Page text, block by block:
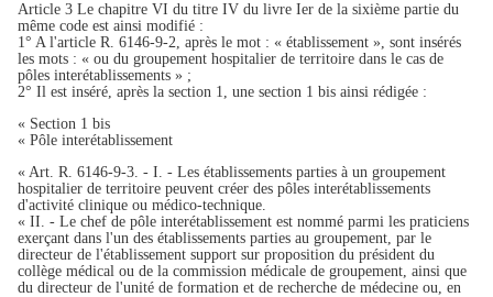
Article 3 Le chapitre VI du titre IV du livre Ier de la sixième partie du
même code est ainsi modifié :
1° A l'article R. 6146-9-2, après le mot : « établissement », sont insérés
les mots : « ou du groupement hospitalier de territoire dans le cas de
pôles interétablissements » ;
2° Il est inséré, après la section 1, une section 1 bis ainsi rédigée :
« Section 1 bis
« Pôle interétablissement
« Art. R. 6146-9-3. - I. - Les établissements parties à un groupement
hospitalier de territoire peuvent créer des pôles interétablissements
d'activité clinique ou médico-technique.
« II. - Le chef de pôle interétablissement est nommé parmi les praticiens
exerçant dans l'un des établissements parties au groupement, par le
directeur de l'établissement support sur proposition du président du
collège médical ou de la commission médicale de groupement, ainsi que
du directeur de l'unité de formation et de recherche de médecine ou, en